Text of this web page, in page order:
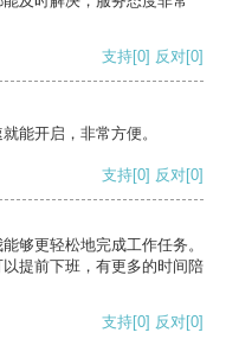
支持[0] 反对[0]
能开启，非常方便。
支持[0] 反对[0]
够更轻松地完成工作任务。
提前下班，有更多的时间陪
支持[0] 反对[0]